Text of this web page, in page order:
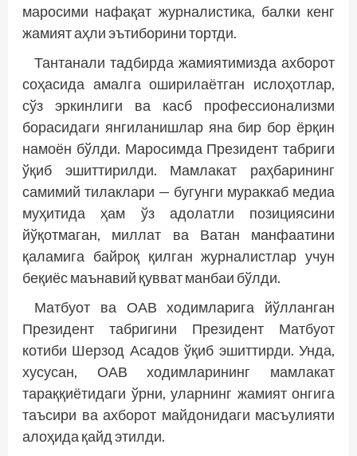
маросими нафақат журналистика, балки кенг
жамият аҳли эътиборини тортди.
Тантанали тадбирда жамиятимизда ахборот
соҳасида амалга оширилаётган ислоҳотлар,
сўз эркинлиги ва касб профессионализми
борасидаги янгиланишлар яна бир бор ёрқин
намоён бўлди. Маросимда Президент табриги
ўқиб эшиттирилди. Мамлакат раҳбарининг
самимий тилаклари — бугунги мураккаб медиа
муҳитида ҳам ўз адолатли позициясини
йўқотмаган, миллат ва Ватан манфаатини
қаламига байроқ қилган журналистлар учун
беқиёс маънавий қувват манбаи бўлди.
Матбуот ва ОАВ ходимларига йўлланган
Президент табригини Президент Матбуот
котиби Шерзод Асадов ўқиб эшиттирди. Унда,
хусусан, ОАВ ходимларининг мамлакат
тараққиётидаги ўрни, уларнинг жамият онгига
таъсири ва ахборот майдонидаги масъулияти
алоҳида қайд этилди.